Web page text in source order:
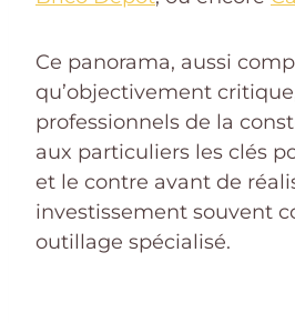
Ce panorama, aussi
qu’objectivement
professionnels de la
aux particuliers les clés
et le contre avant de
investissement souvent
outillage spécialisé.